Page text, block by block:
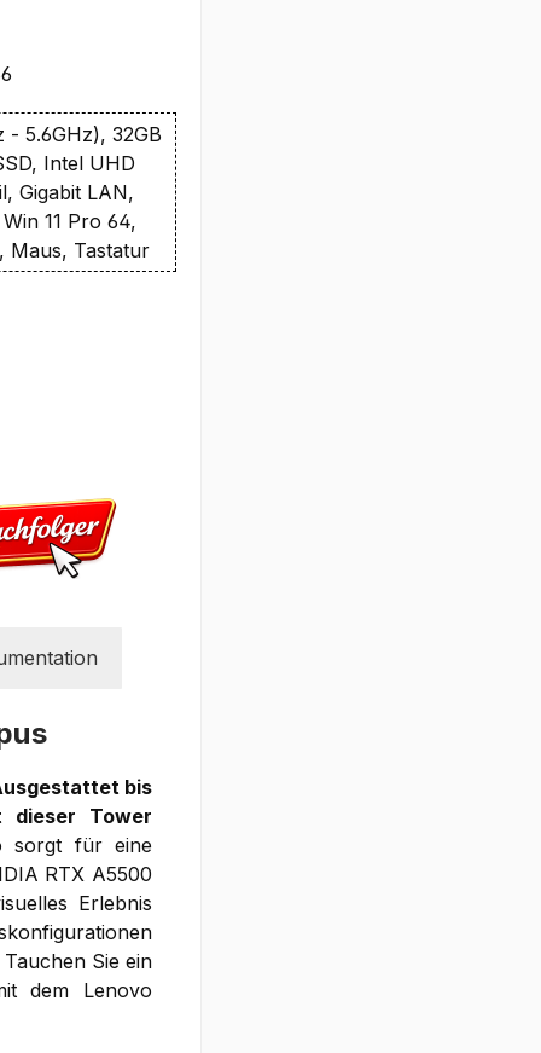
- 5.6GHz), 32GB
Intel UHD
Gigabit LAN,
11 Pro 64,
Maus, Tastatur
bis
dieser Tower
sorgt für eine
RTX A5500
Erlebnis
Sie ein
dem Lenovo